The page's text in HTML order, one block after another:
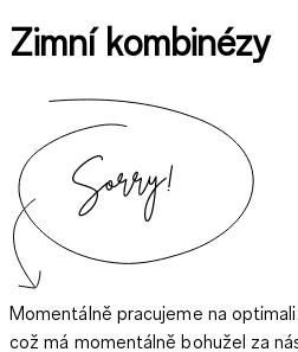
Zimní kombinézy
Momentálně pracujeme na
což má momentálně bohužel za